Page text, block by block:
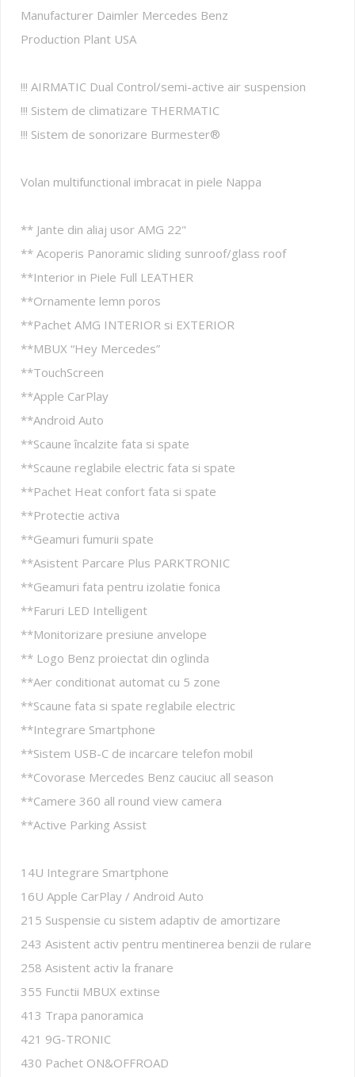
Manufacturer Daimler Mercedes Benz
Production Plant USA
!!! AIRMATIC Dual Control/semi-active air suspension
!!! Sistem de climatizare THERMATIC
!!! Sistem de sonorizare Burmester®
Volan multifunctional imbracat in piele Nappa
** Jante din aliaj usor AMG 22"
** Acoperis Panoramic sliding sunroof/glass roof
**Interior in Piele Full LEATHER
**Ornamente lemn poros
**Pachet AMG INTERIOR si EXTERIOR
**MBUX “Hey Mercedes”
**TouchScreen
**Apple CarPlay
**Android Auto
**Scaune încalzite fata si spate
**Scaune reglabile electric fata si spate
**Pachet Heat confort fata si spate
**Protectie activa
**Geamuri fumurii spate
**Asistent Parcare Plus PARKTRONIC
**Geamuri fata pentru izolatie fonica
**Faruri LED Intelligent
**Monitorizare presiune anvelope
** Logo Benz proiectat din oglinda
**Aer conditionat automat cu 5 zone
**Scaune fata si spate reglabile electric
**Integrare Smartphone
**Sistem USB-C de incarcare telefon mobil
**Covorase Mercedes Benz cauciuc all season
**Camere 360 all round view camera
**Active Parking Assist
14U Integrare Smartphone
16U Apple CarPlay / Android Auto
215 Suspensie cu sistem adaptiv de amortizare
243 Asistent activ pentru mentinerea benzii de rulare
258 Asistent activ la franare
355 Functii MBUX extinse
413 Trapa panoramica
421 9G-TRONIC
430 Pachet ON&OFFROAD